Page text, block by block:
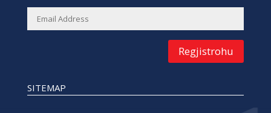
Regjistrohu
SITEMAP